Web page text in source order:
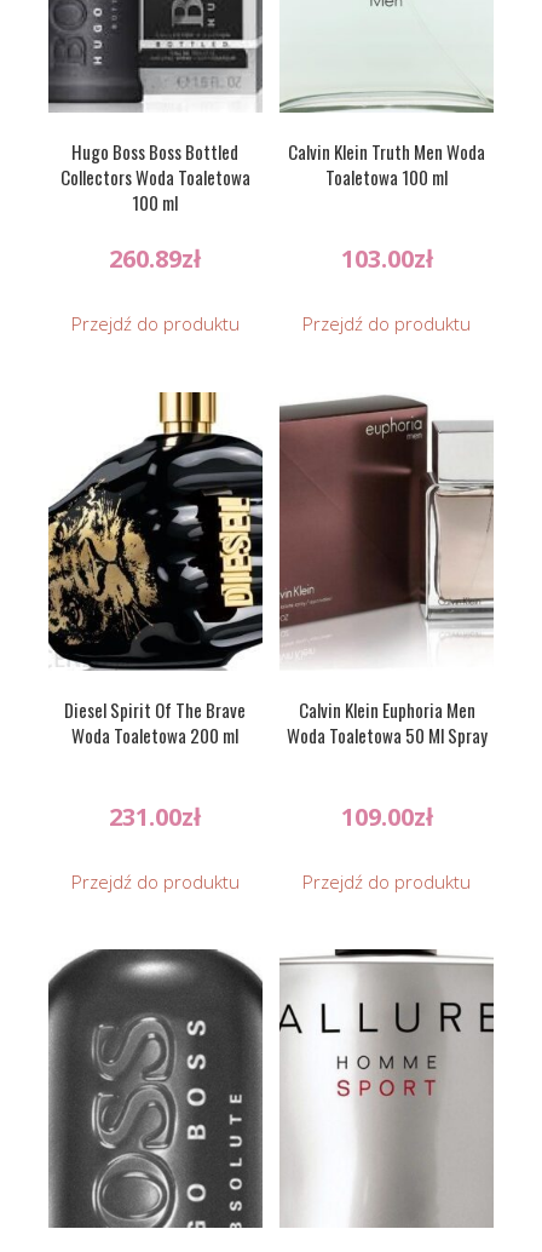
Hugo Boss Boss Bottled
Collectors Woda Toaletowa
100 ml
260.89zł
Przejdź do produktu
Calvin Klein Truth Men Woda
Toaletowa 100 ml
103.00zł
Przejdź do produktu
Diesel Spirit Of The Brave
Woda Toaletowa 200 ml
231.00zł
Przejdź do produktu
Calvin Klein Euphoria Men
Woda Toaletowa 50 Ml Spray
109.00zł
Przejdź do produktu